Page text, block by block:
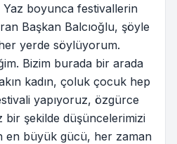
boyunca festivallerin
Başkan Balcıoğlu, şöyle
yerde söylüyorum.
Bizim burada bir arada
kadın, çoluk çocuk hep
yapıyoruz, özgürce
şekilde düşüncelerimizi
en büyük gücü, her zaman